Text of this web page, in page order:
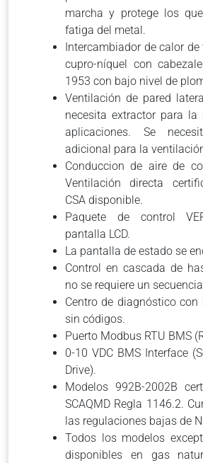
marcha y protege los
fatiga del metal.
Intercambiador de calor
cupro-níquel con
1953 con bajo nivel de
Ventilación de pared
necesita extractor para
aplicaciones. Se
adicional para la
Conduccion de aire de
Ventilación directa
CSA disponible.
Paquete de control
pantalla LCD.
La pantalla de estado se
Control en cascada de
no se requiere un
Centro de diagnóstico con
sin códigos.
Puerto Modbus RTU BMS
0-10 VDC BMS Interface
Drive).
Modelos 992B-2002B
SCAQMD Regla 1146.2.
las regulaciones bajas de
Todos los modelos
disponibles en gas